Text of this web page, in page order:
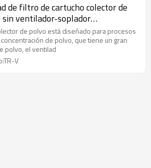
de filtro de cartucho colector de
sin ventilador-soplador
individual
de polvo está diseñado para procesos
de polvo, que tiene un gran
polvo, el ventilad
V